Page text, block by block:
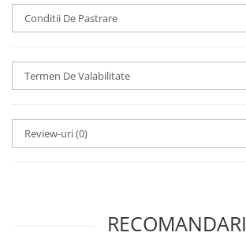
Conditii De Pastrare
Termen De Valabilitate
Review-uri(0)
RECOMANDARI